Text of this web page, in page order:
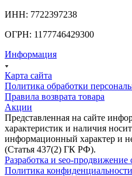
ИНН: 7722397238
ОГРН: 1177746429300
Информация
Карта сайта
Политика обработки
Правила возврата товара
Акции
Представленная на сайте
характеристик и наличия
информационный характер и
(Статья 437(2) ГК РФ).
Разработка и seo-продвижение
Политика конфиденциальности